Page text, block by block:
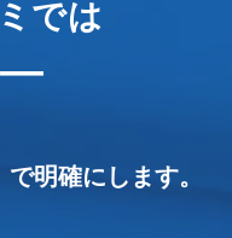
では
―
明確にします。